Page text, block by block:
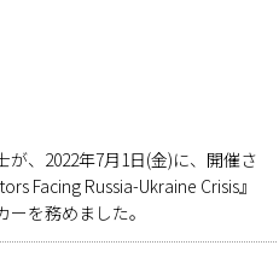
、2022年7月1日(金)に、開催さ
Facing Russia-Ukraine Crisis』
を務めました。